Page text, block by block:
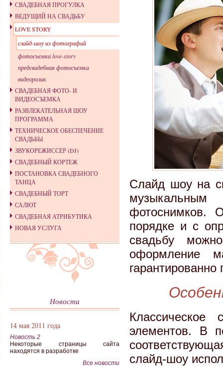
СВАДЕБНАЯ ПРОГУЛКА
ВЕДУЩИЙ НА СВАДЬБУ
LOVE STORY
слайд-шоу из фотографий
фотосъемка love-story
предсвадебная фотосъемка
видеоролик
СВАДЕБНАЯ ФОТО- И
ВИДЕОСЪЕМКА
РАЗВЛЕКАТЕЛЬНАЯ ШОУ
ПРОГРАММА
ТЕХНИЧЕСКОЕ ОБЕСПЕЧЕНИЕ
СВАДЬБЫ
ЗВУКОРЕЖИССЕР (DJ)
СВАДЕБНЫЙ КОРТЕЖ
ПОСТАНОВКА СВАДЕБНОГО
ТАНЦА
СВАДЕБНЫЙ ТОРТ
САЛЮТ
СВАДЕБНАЯ АТРИБУТИКА
НОВАЯ УСЛУГА
Новости
14 мая 2011 года
Новость 2
Некоторые страницы сайта
находятся в разработке
Все новости
Слайд шоу на
музыкальным
фотоснимков.
порядке и с
свадьбу
оформление
Классическое
элементов. В
слайд-шоу